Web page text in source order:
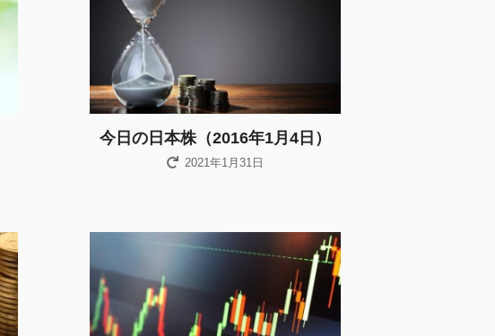
今日の日本株（2016年1月4日）
2021年1月31日